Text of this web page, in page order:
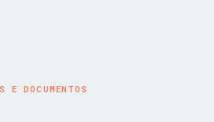
E DOCUMENTOS